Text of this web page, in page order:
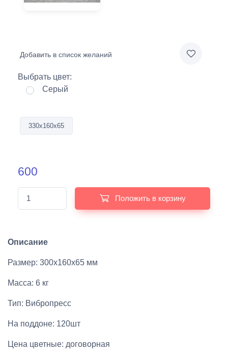
Добавить в список желаний
Выбрать цвет:
Серый
330х160х65
600
Положить в корзину
Описание
Размер: 300х160х65 мм
Масса: 6 кг
Тип: Вибропресс
На поддоне: 120шт
Цена цветные: договорная